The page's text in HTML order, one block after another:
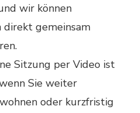
wir können
direkt gemeinsam
Sitzung per Video ist
Sie weiter
oder kurzfristig